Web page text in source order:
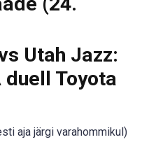
Utah Jazz:
Toyota
aja järgi varahommikul)